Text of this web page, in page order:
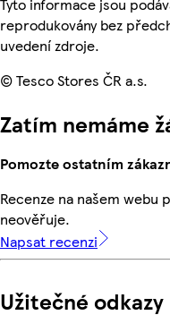
reprodukovány bez
uvedení zdroje.
© Tesco Stores ČR a.s.
Zatím nemáme
Pomozte ostatním
Recenze na našem webu
neověřuje.
Napsat recenzi
Užitečné odkazy